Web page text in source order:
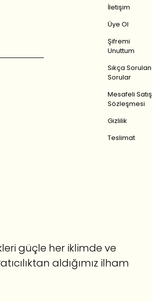
İletişim
Üye Ol
Şifremi
Unuttum
Sıkça Sorulan
Sorular
Mesafeli Satış
Sözleşmesi
Gizlilik
Teslimat
güçle her iklimde ve
aldığımız ilham